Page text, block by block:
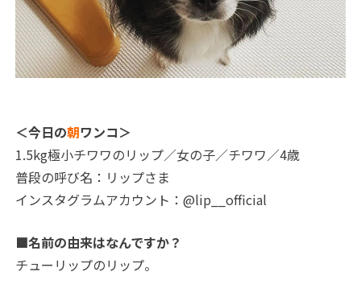
＜今日の朝ワンコ＞
1.5kg極小チワワのリップ／女の子／チワワ／4歳
普段の呼び名：リップさま
インスタグラムアカウント：@lip__official
■名前の由来はなんですか？
チューリップのリップ。